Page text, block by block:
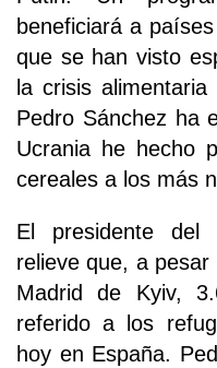
beneficiará a
que se han visto
la crisis
Pedro Sánchez ha
Ucrania he hecho
cereales a los más
El presidente del
relieve que, a
Madrid de Kyiv,
referido a los
hoy en España.